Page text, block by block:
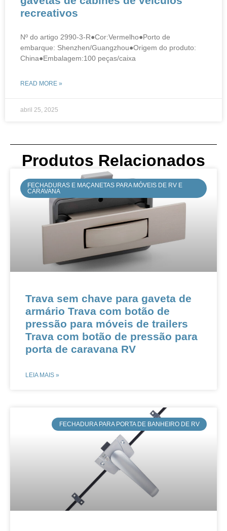
recreativos
Nº do artigo 2990-3-R●Cor:Vermelho●Porto de
embarque: Shenzhen/Guangzhou●Origem do produto:
China●Embalagem:100 peças/caixa
READ MORE »
abril 25, 2025
Produtos Relacionados
FECHADURAS E MAÇANETAS PARA MÓVEIS DE RV E
CARAVANA
Trava sem chave para gaveta de
armário Trava com botão de
pressão para móveis de trailers
Trava com botão de pressão para
porta de caravana RV
LEIA MAIS »
FECHADURA PARA PORTA DE BANHEIRO DE RV